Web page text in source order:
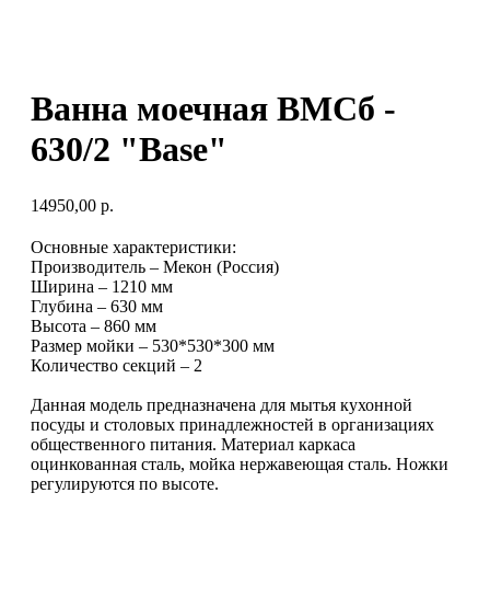
Ванна моечная ВМСб -
630/2 "Base"
14950,00 р.
Основные характеристики:
Производитель – Мекон (Россия)
Ширина – 1210 мм
Глубина – 630 мм
Высота – 860 мм
Размер мойки – 530*530*300 мм
Количество секций – 2
Данная модель предназначена для мытья кухонной
посуды и столовых принадлежностей в организациях
общественного питания. Материал каркаса
оцинкованная сталь, мойка нержавеющая сталь. Ножки
регулируются по высоте.